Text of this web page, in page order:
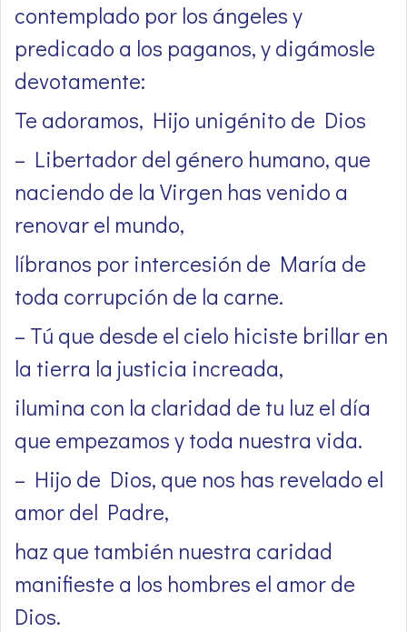
contemplado por los ángeles y
predicado a los paganos, y digámosle
devotamente:
Te adoramos, Hijo unigénito de Dios
– Libertador del género humano, que
naciendo de la Virgen has venido a
renovar el mundo,
líbranos por intercesión de María de
toda corrupción de la carne.
– Tú que desde el cielo hiciste brillar en
la tierra la justicia increada,
ilumina con la claridad de tu luz el día
que empezamos y toda nuestra vida.
– Hijo de Dios, que nos has revelado el
amor del Padre,
haz que también nuestra caridad
manifieste a los hombres el amor de
Dios.